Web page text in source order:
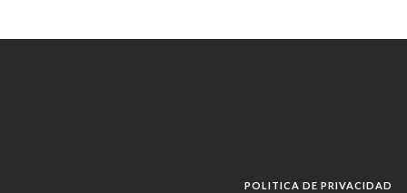
POLITICA DE PRIVACIDAD